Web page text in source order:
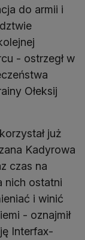
do armii i
- ostrzegł w
Ołeksij
już
Kadyrowa
czas na
nich ostatni
i winić
- oznajmił
Interfax-